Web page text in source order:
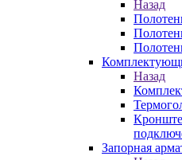
Назад
Назад
Запорная